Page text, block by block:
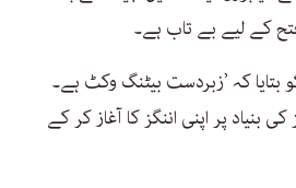
کے لیے بے تاب ہے۔
کہ ’زبردست بیٹنگ وکٹ ہے۔
بنیاد پر اپنی اننگز کا آغاز کر کے